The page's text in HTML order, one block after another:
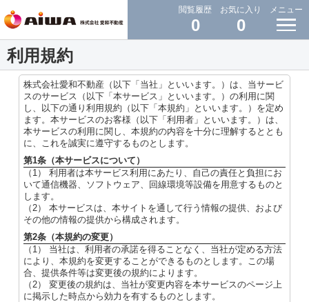
閲覧履歴
0
お気に入り
0
メニュー
利用規約
株式会社愛和不動産（以下「当社」といいます。）は、当サービ
スのサービス（以下「本サービス」といいます。）の利用に関
し、以下の通り利用規約（以下「本規約」といいます。）を定め
ます。本サービスのお客様（以下「利用者」といいます。）は、
本サービスの利用に関し、本規約の内容を十分に理解するととも
に、これを誠実に遵守するものとします。
第1条（本サービスについて）
（1） 利用者は本サービス利用にあたり、自己の責任と負担にお
いて通信機器、ソフトウェア、回線環境等設備を用意するものと
します。
（2） 本サービスは、本サイトを通して行う情報の提供、および
その他の情報の提供から構成されます。
第2条（本規約の変更）
（1） 当社は、利用者の承諾を得ることなく、当社が定める方法
により、本規約を変更することができるものとします。この場
合、提供条件等は変更後の規約によります。
（2） 変更後の規約は、当社が変更内容を本サービスのページ上
に掲示した時点から効力を有するものとします。